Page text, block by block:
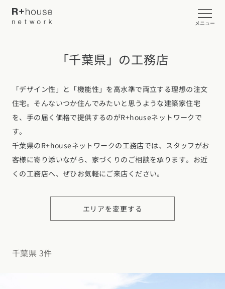
メニュー
イベント・見学会を探す
カタログ請求する
近くの工務店に相談する
R+houseについて
家づくりの流れ
北海道青森県岩手県宮城県秋田県山形県福島県
関東エリア
平屋
動画で学ぶ注文住宅
「千葉県」の工務店
「デザイン性」と「機能性」を高水準で両立する理想の注文
住宅。そんないつか住んでみたいと思うような建築家住宅
を、手の届く価格で提供するのがR+houseネットワークで
す。
千葉県のR+houseネットワークの工務店では、スタッフがお
客様に寄り添いながら、家づくりのご相談を承ります。お近
くの工務店へ、ぜひお気軽にご来店ください。
エリアを変更する
千葉県 3件